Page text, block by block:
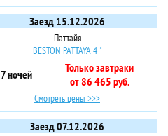
Заезд 15.12.2026
Паттайя
BESTON PATTAYA 4 *
7 ночей
Только завтраки
от 86 465 руб.
Смотреть цены >>>
Заезд 07.12.2026